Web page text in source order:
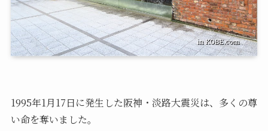
1995年1月17日に発生した阪神・淡路大震災は、多くの尊
い命を奪いました。